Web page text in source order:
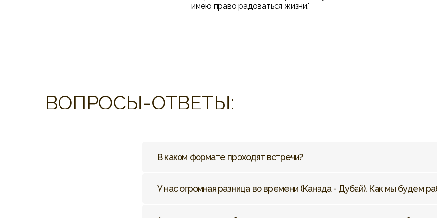
имею право радоваться жизни."
ВОПРОСЫ-ОТВЕТЫ:
В каком формате проходят встречи?
У нас огромная разница во времени (Канада - Дубай). Как мы будем